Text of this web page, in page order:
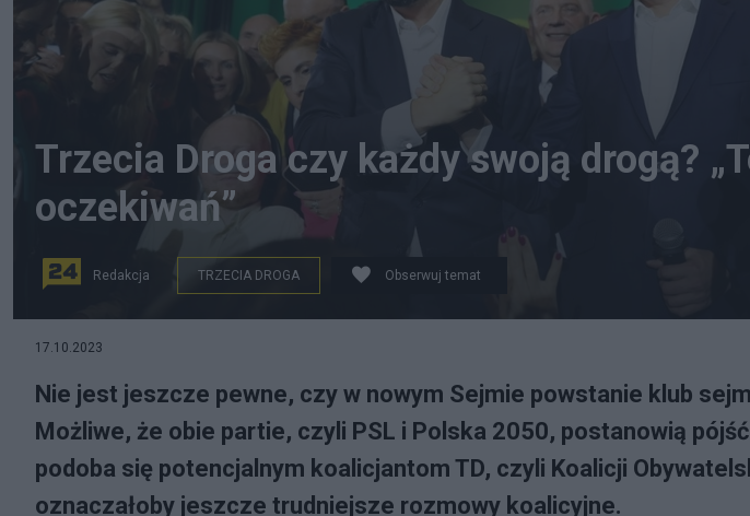
Trzecia Droga czy każdy swoją drogą?
oczekiwań”
Redakcja TRZECIA DROGA Obserwuj temat
17.10.2023
Nie jest jeszcze pewne, czy w nowym Sejmie powstanie klub
Możliwe, że obie partie, czyli PSL i Polska 2050, postanowią
podoba się potencjalnym koalicjantom TD, czyli Koalicji
oznaczałoby jeszcze trudniejsze rozmowy koalicyjne.